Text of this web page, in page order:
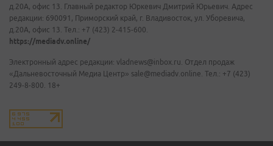
д.20А, офис 13. Главный редактор Юркевич Дмитрий Юрьевич. Адрес
редакции: 690091, Приморский край, г. Владивосток, ул. Уборевича,
д.20А, офис 13. Тел.: +7 (423) 2-415-600.
https://mediadv.online/
Электронный адрес редакции: vladnews@inbox.ru. Отдел продаж
«Дальневосточный Медиа Центр» sale@mediadv.online. Тел.: +7 (423)
249-8-800. 18+